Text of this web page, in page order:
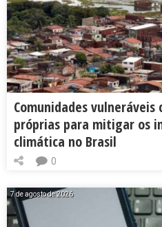
Comunidades
próprias para mitigar os
climática no Brasil
0
7 de agosto de 2026